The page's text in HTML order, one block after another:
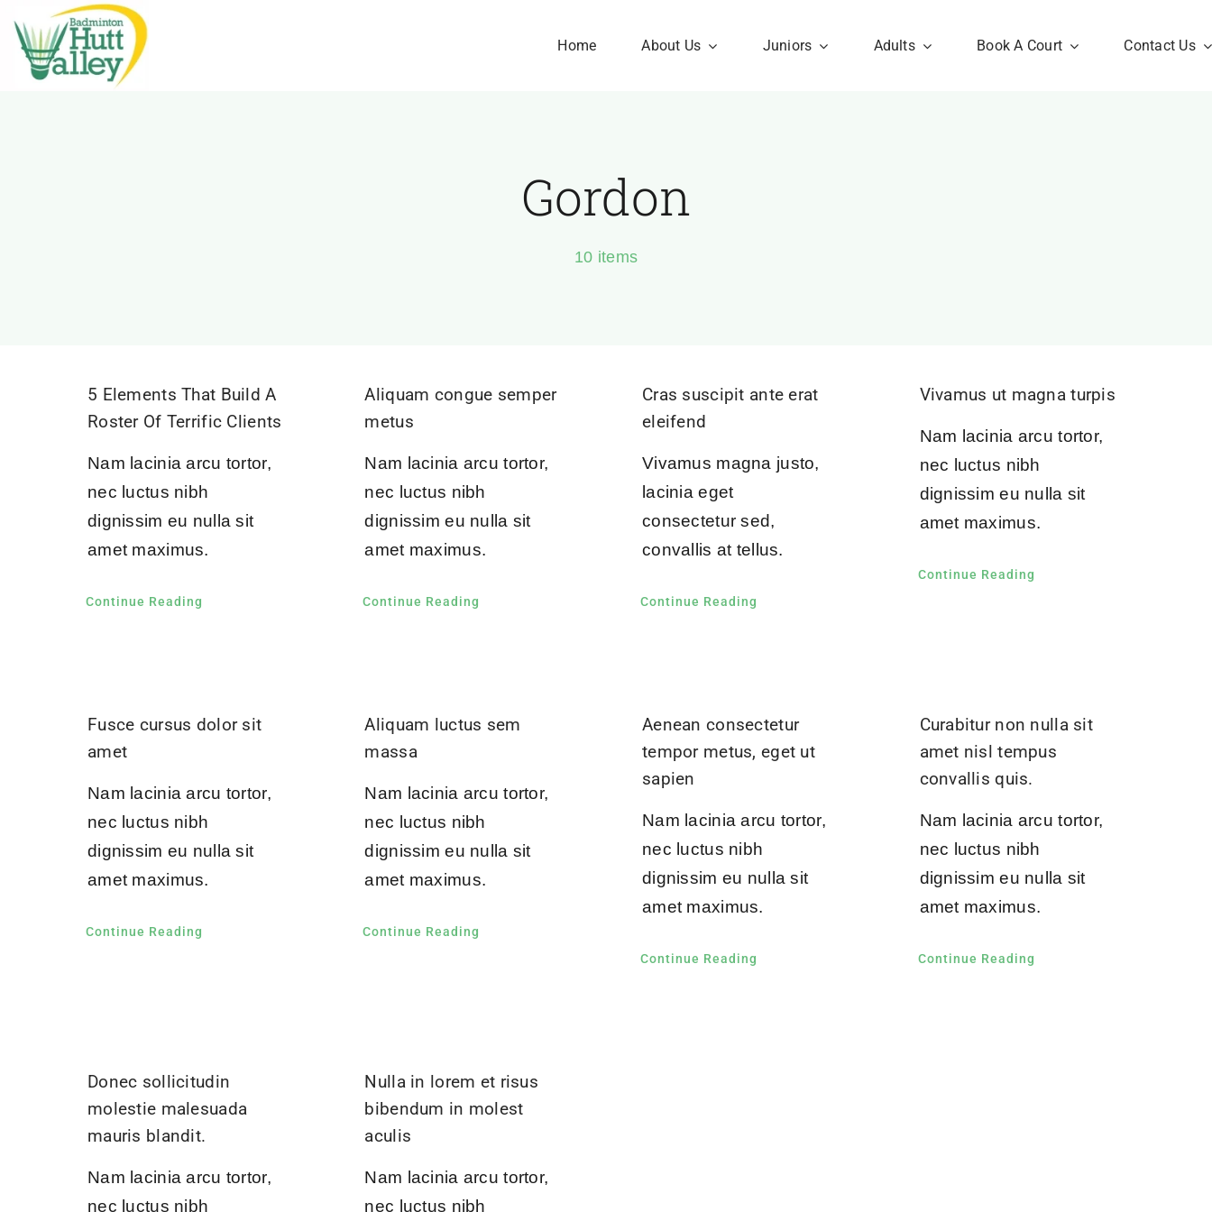
content
Home About Us Juniors Adults Book A Court Contact Us
Gordon
10 items
5 Elements That Build A
Roster Of Terrific Clients
Nam lacinia arcu tortor,
nec luctus nibh
dignissim eu nulla sit
amet maximus.
Continue Reading
Aliquam congue semper
metus
Nam lacinia arcu tortor,
nec luctus nibh
dignissim eu nulla sit
amet maximus.
Continue Reading
Cras suscipit ante erat
eleifend
Vivamus magna justo,
lacinia eget
consectetur sed,
convallis at tellus.
Continue Reading
Vivamus ut magna turpis
Nam lacinia arcu tortor,
nec luctus nibh
dignissim eu nulla sit
amet maximus.
Continue Reading
Fusce cursus dolor sit
amet
Nam lacinia arcu tortor,
nec luctus nibh
dignissim eu nulla sit
amet maximus.
Continue Reading
Aliquam luctus sem
massa
Nam lacinia arcu tortor,
nec luctus nibh
dignissim eu nulla sit
amet maximus.
Continue Reading
Aenean consectetur
tempor metus, eget ut
sapien
Nam lacinia arcu tortor,
nec luctus nibh
dignissim eu nulla sit
amet maximus.
Continue Reading
Curabitur non nulla sit
amet nisl tempus
convallis quis.
Nam lacinia arcu tortor,
nec luctus nibh
dignissim eu nulla sit
amet maximus.
Continue Reading
Donec sollicitudin
molestie malesuada
mauris blandit.
Nam lacinia arcu tortor,
nec luctus nibh
Nulla in lorem et risus
bibendum in molest
aculis
Nam lacinia arcu tortor,
nec luctus nibh